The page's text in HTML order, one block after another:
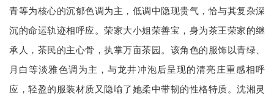
青等为核心的沉郁色调为主，低调中隐现贵气，恰与其复杂深
沉的命运轨迹相呼应。荣家大小姐荣善宝，身为茶王荣家的继
承人，茶民的主心骨，执掌万亩茶园。该角色的服饰以青绿、
月白等淡雅色调为主，与龙井冲泡后呈现的清亮庄重感相呼
应，轻盈的服装材质又隐喻了她柔中带韧的性格特质。沈湘灵